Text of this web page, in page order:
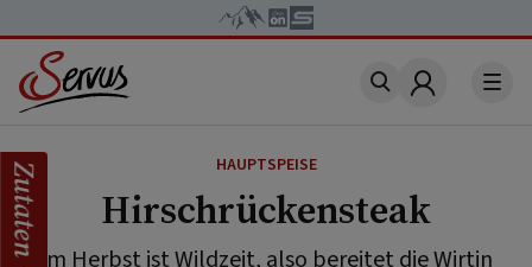
Account
HAUPTSPEISE
Hirschrückensteak
Im Herbst ist Wildzeit, also bereitet die Wirtin
Zutaten